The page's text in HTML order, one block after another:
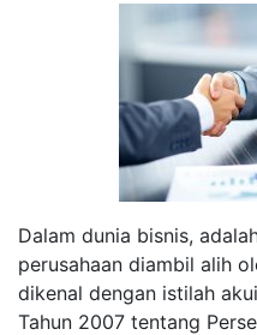
Dalam dunia bisnis,
perusahaan diambil alih
dikenal dengan istilah
Tahun 2007 tentang